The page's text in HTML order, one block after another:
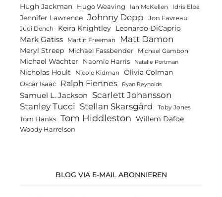
Hugh Jackman Hugo Weaving Ian McKellen Idris Elba
Jennifer Lawrence Johnny Depp Jon Favreau
Judi Dench Keira Knightley Leonardo DiCaprio
Mark Gatiss Martin Freeman Matt Damon
Meryl Streep Michael Fassbender Michael Gambon
Michael Wächter Naomie Harris Natalie Portman
Nicholas Hoult Nicole Kidman Olivia Colman
Oscar Isaac Ralph Fiennes Ryan Reynolds
Samuel L. Jackson Scarlett Johansson
Stanley Tucci Stellan Skarsgård Toby Jones
Tom Hanks Tom Hiddleston Willem Dafoe
Woody Harrelson
BLOG VIA E-MAIL ABONNIEREN